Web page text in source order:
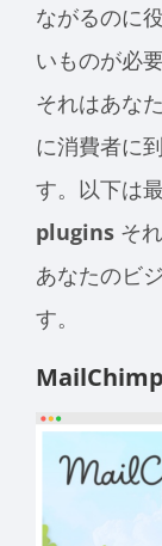
ながるのに
いものが必
それはあな
に消費者に
す。以下は
plugins そ
あなたのビ
す。
MailChimp